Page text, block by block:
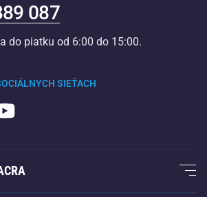
SIEŤACH
087
do piatku od 6:00 do 15:00.